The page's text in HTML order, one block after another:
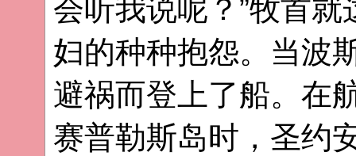
会听我说呢？”牧首
妇的种种抱怨。当波
避祸而登上了船。在
赛普勒斯岛时，圣约